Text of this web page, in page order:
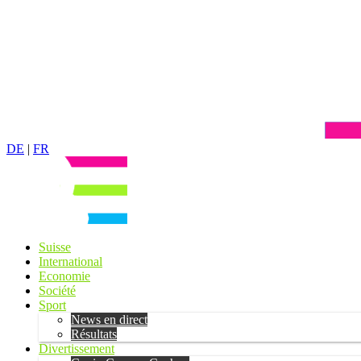
DE | FR
Suisse
International
Economie
Société
Sport
News en direct
Résultats
Divertissement